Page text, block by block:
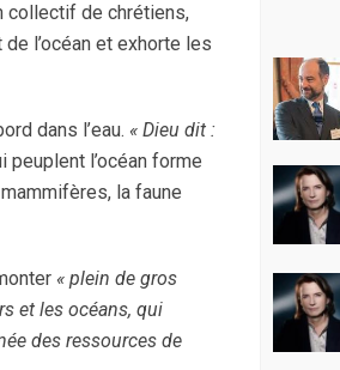
collectif de chrétiens,
l’océan et exhorte les
dans l’eau. « Dieu dit :
peuplent l’océan forme
la faune
« plein de gros
et les océans, qui
des ressources de